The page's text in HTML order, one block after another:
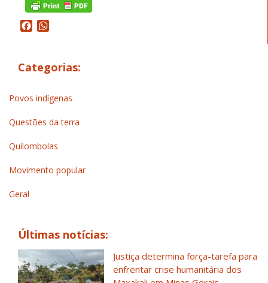
Facebook
Categorias:
Povos indígenas
Questões da terra
Quilombolas
Movimento popular
Geral
Últimas notícias:
Justiça determina força-tarefa para
enfrentar crise humanitária dos